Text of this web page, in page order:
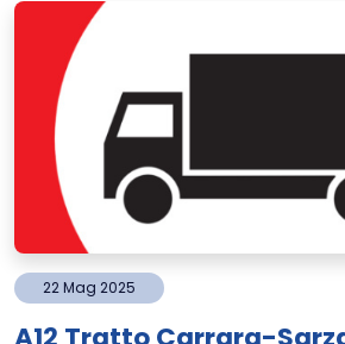
22Mag 2025